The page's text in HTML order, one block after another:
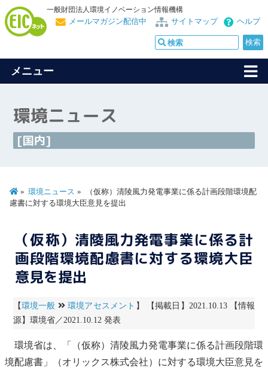
一般財団法人環境イノベーション情報機構
ヘルプ
サイトマップ
メールマガジン配信中
メニュー
環境ニュース
[国内]
環境ニュース
（仮称）清陵風力発電事業に係る計画段階環境配
慮書に対する環境大臣意見を提出
（仮称）清陵風力発電事業に係る計
画段階環境配慮書に対する環境大臣
意見を提出
【環境一般 環境アセスメント 】 【掲載日】2021.10.13 【情報
源】環境省／2021.10.12 発表
環境省は、「（仮称）清陵風力発電事業に係る計画段階環
境配慮書 」（オリックス株式会社）に対する環境大臣意見を